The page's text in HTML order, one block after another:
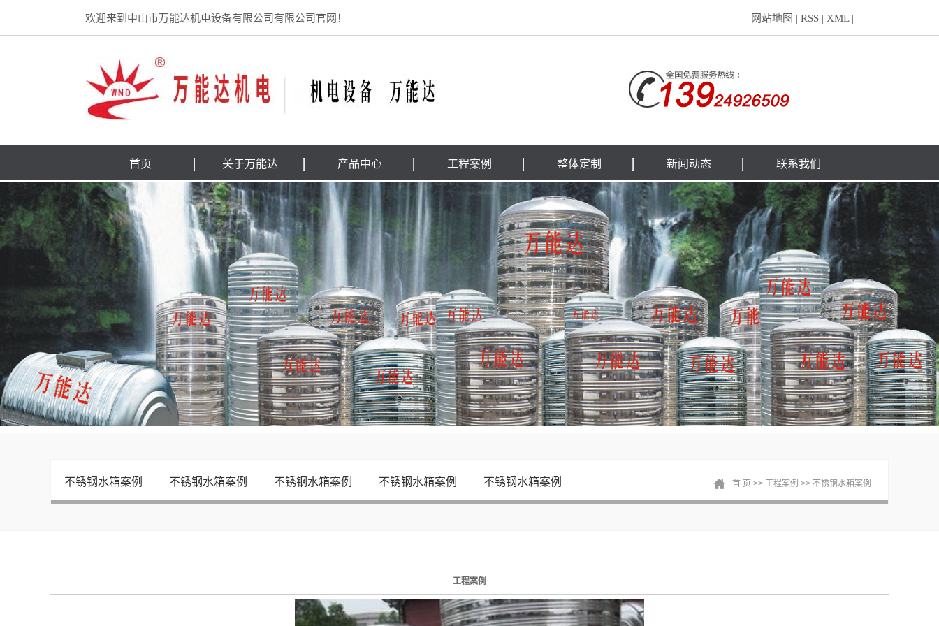
欢迎来到中山市万能达机电设备有限公司有限公司官网！ 网站地图 | RSS | XML|
首页 关于万能达
公司简介
企业文化
荣誉证书
联系我们
产品中心
消防排烟管道
卧式水箱
工程案例
case
整体定制 新闻动态
公司新闻
行业新闻
技术知识
联系我们
不锈钢水箱案例 不锈钢水箱案例 不锈钢水箱案例 不锈钢水箱案例 不锈钢水箱案例 首 页 >> 工程案例 >> 不锈钢水箱案例
工程案例